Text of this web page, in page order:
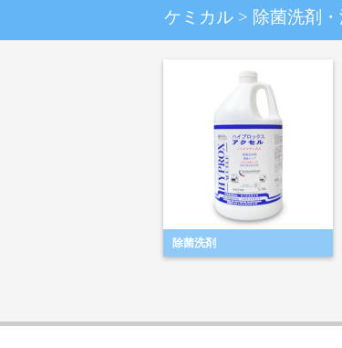
ケミカル 除菌洗剤・
除菌洗剤